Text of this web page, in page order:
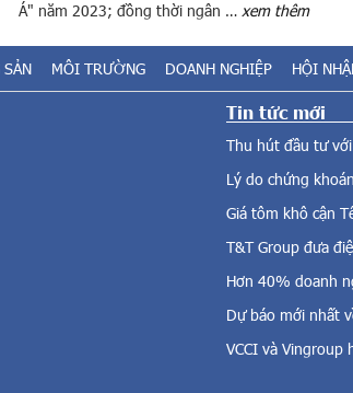
Á" năm 2023; đồng thời ngân … xem thêm
MÔI TRƯỜNG DOANH NGHIỆP HỘI
Tin tức mới
Thu hút đầu tư
Lý do chứng
Giá tôm khô cận
T&T Group đưa
Hơn 40% doanh
Dự báo mới nhất
VCCI và Vingroup